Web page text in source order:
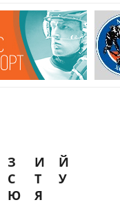
З И
Й
С Т
У
Ю Я